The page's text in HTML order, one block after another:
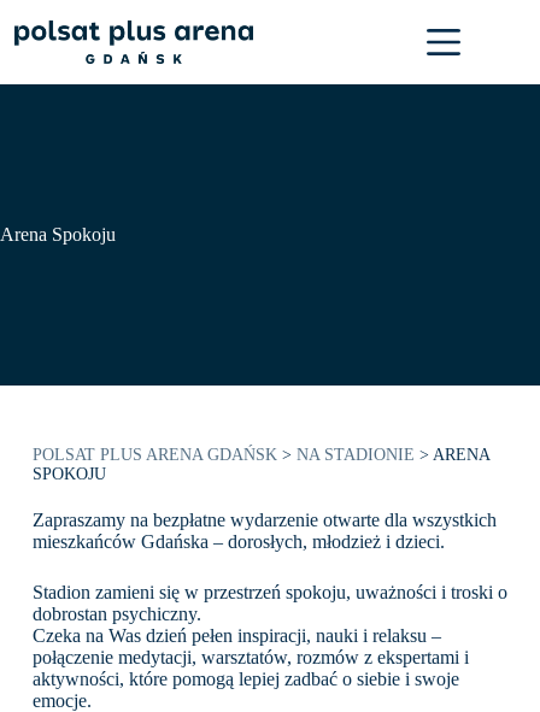
do
treści
Arena Spokoju
POLSAT PLUS ARENA GDAŃSK> NA STADIONIE > ARENA
SPOKOJU
Zapraszamy na bezpłatne wydarzenie otwarte dla wszystkich
mieszkańców Gdańska – dorosłych, młodzież i dzieci.
Stadion zamieni się w przestrzeń spokoju, uważności i troski o
dobrostan psychiczny.
Czeka na Was dzień pełen inspiracji, nauki i relaksu –
połączenie medytacji, warsztatów, rozmów z ekspertami i
aktywności, które pomogą lepiej zadbać o siebie i swoje
emocje.